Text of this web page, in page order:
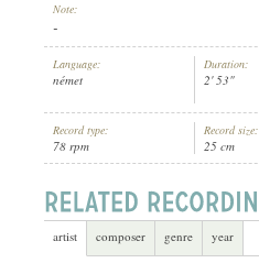
RECORD NUMBER:
Note:
-
Language:
német
Duration:
2' 53"
Record type:
78 rpm
Record size:
25 cm
artist composer genre year